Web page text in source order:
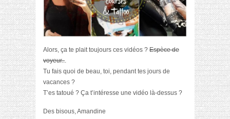
Alors, ça te plait toujours ces vidéos ? Espèce de
voyeur..
Tu fais quoi de beau, toi, pendant tes jours de
vacances ?
T’es tatoué ? Ça t’intéresse une vidéo là-dessus ?
Des bisous, Amandine